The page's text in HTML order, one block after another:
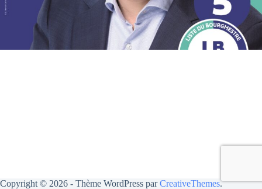
Copyright © 2026 - Thème WordPress parCreativeThemes.